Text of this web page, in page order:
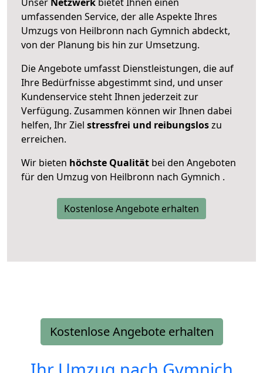
umfassenden Service, der alle Aspekte Ihres
Umzugs von Heilbronn nach Gymnich abdeckt,
von der Planung bis hin zur Umsetzung.
Die Angebote umfasst Dienstleistungen, die auf
Ihre Bedürfnisse abgestimmt sind, und unser
Kundenservice steht Ihnen jederzeit zur
Verfügung. Zusammen können wir Ihnen dabei
helfen, Ihr Ziel stressfrei und reibungsloszu
erreichen.
Wir bieten höchste Qualität bei den Angeboten
für den Umzug von Heilbronn nach Gymnich .
Kostenlose Angebote erhalten
Kostenlose Angebote erhalten